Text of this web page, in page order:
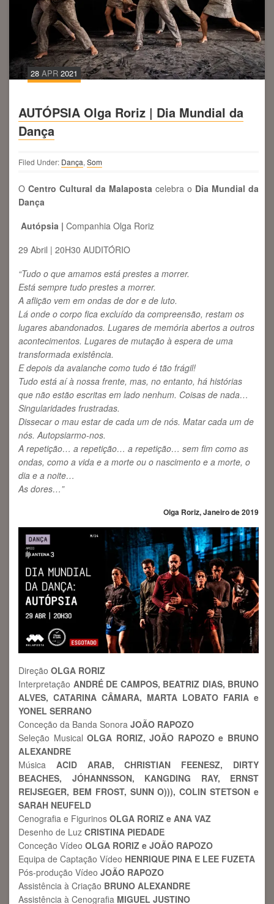
28 APR 2021
AUTÓPSIA Olga Roriz | Dia Mundial da
Dança
Filed Under: Dança, Som
O Centro Cultural da Malaposta celebra o Dia Mundial da
Dança
Autópsia | Companhia Olga Roriz
29 Abril | 20H30 AUDITÓRIO
“Tudo o que amamos está prestes a morrer.
Está sempre tudo prestes a morrer.
A aflição vem em ondas de dor e de luto.
Lá onde o corpo fica excluído da compreensão, restam os
lugares abandonados. Lugares de memória abertos a outros
acontecimentos. Lugares de mutação à espera de uma
transformada existência.
E depois da avalanche como tudo é tão frágil!
Tudo está aí à nossa frente, mas, no entanto, há histórias
que não estão escritas em lado nenhum. Coisas de nada…
Singularidades frustradas.
Dissecar o mau estar de cada um de nós. Matar cada um de
nós. Autopsiarmo-nos.
A repetição… a repetição… a repetição… sem fim como as
ondas, como a vida e a morte ou o nascimento e a morte, o
dia e a noite…
As dores…”
Olga Roriz, Janeiro de 2019
Direção OLGA RORIZ
Interpretação ANDRÉ DE CAMPOS, BEATRIZ DIAS, BRUNO
ALVES, CATARINA CÂMARA, MARTA LOBATO FARIA e
YONEL SERRANO
Conceção da Banda Sonora JOÃO RAPOZO
Seleção MusicalOLGA RORIZ, JOÃO RAPOZO e BRUNO
ALEXANDRE
Música ACID ARAB, CHRISTIAN FEENESZ, DIRTY
BEACHES, JÓHANNSSON, KANGDING RAY, ERNST
REIJSEGER, BEM FROST, SUNN O))), COLIN STETSON e
SARAH NEUFELD
Cenografia e Figurinos OLGA RORIZ e ANA VAZ
Desenho de Luz CRISTINA PIEDADE
Conceção Vídeo OLGA RORIZ e JOÃO RAPOZO
Equipa de Captação Vídeo HENRIQUE PINA E LEE FUZETA
Pós-produção Vídeo JOÃO RAPOZO
Assistência à Criação BRUNO ALEXANDRE
Assistência à Cenografia MIGUEL JUSTINO